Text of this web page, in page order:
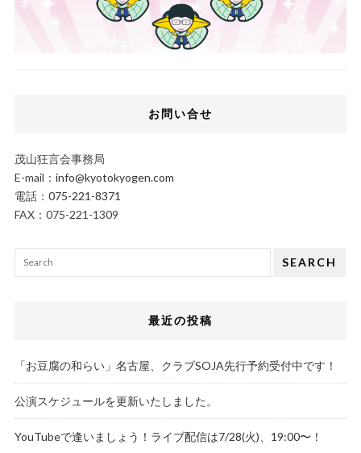
お問い合せ
茂山狂言会事務局
E-mail： info@kyotokyogen.com
電話： 075-221-8371
FAX：075-221-1309
SEARCH
最近の投稿
「お豆腐の和らい」名古屋、クラブSOJA先行予約受付中です！
公演スケジュールを更新いたしました。
YouTubeで逢いましょう！ライブ配信は7/28(火)、19:00〜！